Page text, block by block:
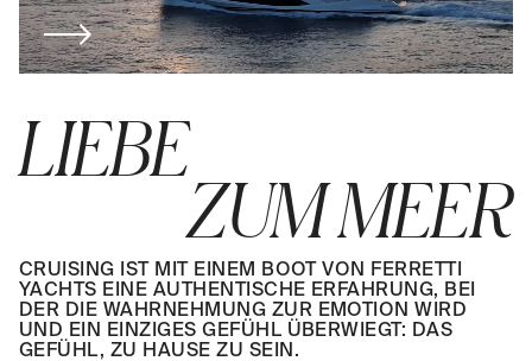
LIEBE
ZUM MEER
CRUISING IST MIT EINEM BOOT VON FERRETTI
YACHTS EINE AUTHENTISCHE ERFAHRUNG, BEI
DER DIE WAHRNEHMUNG ZUR EMOTION WIRD
UND EIN EINZIGES GEFÜHL ÜBERWIEGT: DAS
GEFÜHL, ZU HAUSE ZU SEIN.